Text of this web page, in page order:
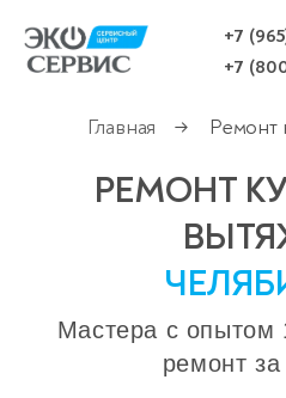
+7
+7
Главная → Ремонт
РЕМОНТ
Мастера с опытом
ремонт